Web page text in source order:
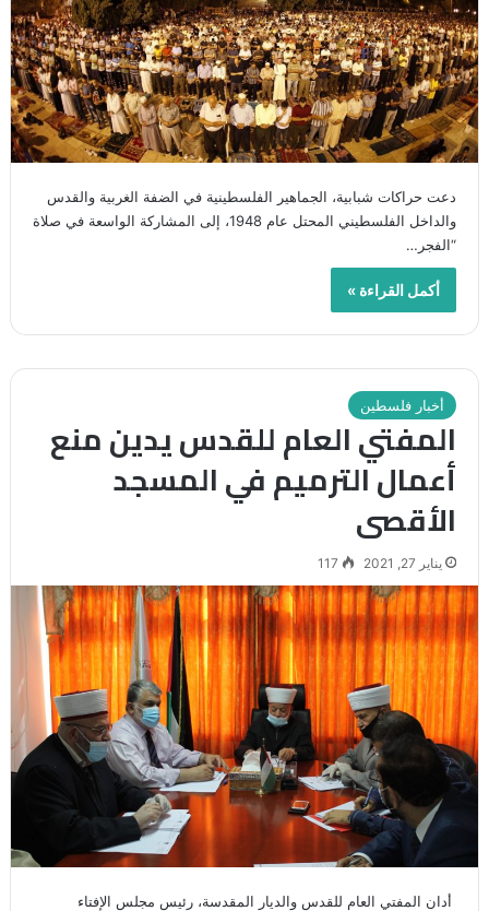
دعت حراكات شبابية، الجماهير الفلسطينية في الضفة الغربية والقدس
والداخل الفلسطيني المحتل عام 1948، إلى المشاركة الواسعة في صلاة
“الفجر…
أكمل القراءة »
أخبار فلسطين
المفتي العام للقدس يدين منع
أعمال الترميم في المسجد
الأقصى
يناير 27, 2021 117
أدان المفتي العام للقدس والديار المقدسة، رئيس مجلس الإفتاء